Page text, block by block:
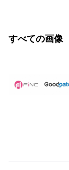
すべての画像